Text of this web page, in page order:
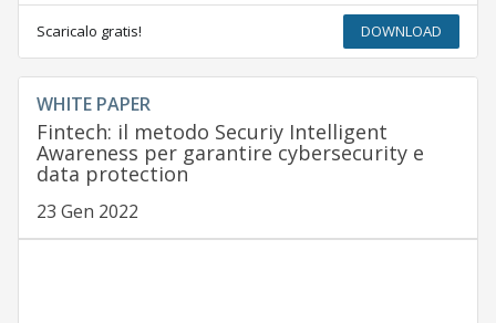
Scaricalo gratis! DOWNLOAD
WHITE PAPER
Fintech: il metodo Securiy Intelligent
Awareness per garantire cybersecurity e
data protection
23 Gen 2022